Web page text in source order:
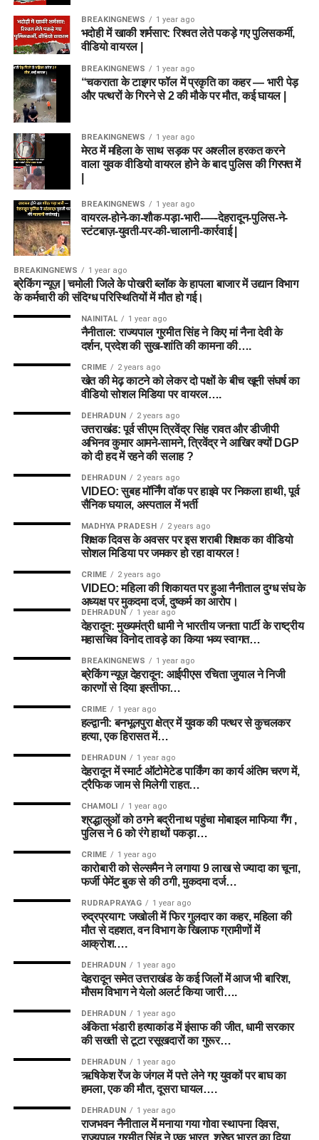
BREAKINGNEWS 1 year ago
भदोही में खाकी शर्मसार: रिश्वत लेते पकड़े गए पुलिसकर्मी,
वीडियो वायरल |
BREAKINGNEWS 1 year ago
“चकराता के टाइगर फॉल में प्रकृति का कहर — भारी पेड़
और पत्थरों के गिरने से 2 की मौके पर मौत, कई घायल |
BREAKINGNEWS 1 year ago
मेरठ में महिला के साथ सड़क पर अश्लील हरकत करने
वाला युवक वीडियो वायरल होने के बाद पुलिस की गिरफ्त में
BREAKINGNEWS 1 year ago
वायरल-होने-का-शौक-पड़ा-भारी-—-देहरादून-पुलिस-ने-
स्टंटबाज़-युवती-पर-की-चालानी-कार्रवाई |
BREAKINGNEWS 1 year ago
ब्रेकिंग न्यूज़ | चमोली जिले के पोखरी ब्लॉक के हापला बाजार में उद्यान विभाग
के कर्मचारी की संदिग्ध परिस्थितियों में मौत हो गई।
NAINITAL 1 year ago
नैनीताल: राज्यपाल गुरमीत सिंह ने किए मां नैना देवी के
दर्शन, प्रदेश की सुख-शांति की कामना की….
CRIME 2 years ago
खेत की मेढ़ काटने को लेकर दो पक्षों के बीच खूनी संघर्ष का
वीडियो सोशल मिडिया पर वायरल….
DEHRADUN 2 years ago
उत्तराखंड: पूर्व सीएम त्रिवेंद्र सिंह रावत और डीजीपी
अभिनव कुमार आमने-सामने, त्रिवेंद्र ने आखिर क्यों DGP
को दी हद में रहने की सलाह ?
DEHRADUN 2 years ago
VIDEO: सुबह मॉर्निंग वॉक पर हाइवे पर निकला हाथी, पूर्व
सैनिक घयाल, अस्पताल में भर्ती
MADHYA PRADESH 2 years ago
शिक्षक दिवस के अवसर पर इस शराबी शिक्षक का वीडियो
सोशल मिडिया पर जमकर हो रहा वायरल !
CRIME 2 years ago
VIDEO: महिला की शिकायत पर हुआ नैनीताल दुग्ध संघ के
अध्यक्ष पर मुकदमा दर्ज, दुष्कर्म का आरोप।
DEHRADUN 1 year ago
देहरादून: मुख्यमंत्री धामी ने भारतीय जनता पार्टी के राष्ट्रीय
महासचिव विनोद तावड़े का किया भव्य स्वागत…
BREAKINGNEWS 1 year ago
ब्रेकिंग न्यूज़ देहरादून: आईपीएस रचिता जुयाल ने निजी
कारणों से दिया इस्तीफा…
CRIME 1 year ago
हल्द्वानी: बनभूलपुरा क्षेत्र में युवक की पत्थर से कुचलकर
हत्या, एक हिरासत में…
DEHRADUN 1 year ago
देहरादून में स्मार्ट ऑटोमेटेड पार्किंग का कार्य अंतिम चरण में,
ट्रैफिक जाम से मिलेगी राहत…
CHAMOLI 1 year ago
श्रद्धालुओं को ठगने बद्रीनाथ पहुंचा मोबाइल माफिया गैंग ,
पुलिस ने 6 को रंगे हाथों पकड़ा…
CRIME 1 year ago
कारोबारी को सेल्समैन ने लगाया 9 लाख से ज्यादा का चूना,
फर्जी पेमेंट बुक से की ठगी, मुकदमा दर्ज…
RUDRAPRAYAG 1 year ago
रुद्रप्रयाग: जखोली में फिर गुलदार का कहर, महिला की
मौत से दहशत, वन विभाग के खिलाफ ग्रामीणों में
आक्रोश….
DEHRADUN 1 year ago
देहरादून समेत उत्तराखंड के कई जिलों में आज भी बारिश,
मौसम विभाग ने येलो अलर्ट किया जारी….
DEHRADUN 1 year ago
अंकिता भंडारी हत्याकांड में इंसाफ की जीत, धामी सरकार
की सख्ती से टूटा रसूखदारों का गुरूर…
DEHRADUN 1 year ago
ऋषिकेश रेंज के जंगल में पत्ते लेने गए युवकों पर बाघ का
हमला, एक की मौत, दूसरा घायल….
DEHRADUN 1 year ago
राजभवन नैनीताल में मनाया गया गोवा स्थापना दिवस,